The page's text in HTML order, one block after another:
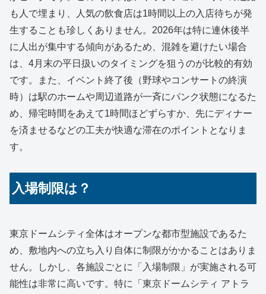
も人で埋まり、人気の飲食店は1時間以上の入店待ちが発
生することも珍しくありません。2026年は特に連休後半
に人出が集中する傾向があるため、混雑を避けたい場合
は、4月末の平日扱いのタイミングを狙うのが比較的有効
です。また、イベント終了後（野球やコンサートの終演
時）は駅のホームや周辺道路が一斉にパンク状態になるた
め、帰宅時間をあえて1時間ほどずらすか、先にディナー
を済ませるなどの工夫が快適な滞在のポイントとなりま
す。
入場制限は？
東京ドームシティ全体はオープンな都市型施設であるた
め、敷地内への立ち入り自体に制限がかかることはありま
せん。しかし、各施設ごとに「入場制限」が実施される可
能性は非常に高いです。特に「東京ドームシティ アトラ